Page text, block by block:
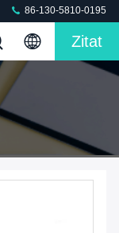
86-130-5810-0195
Zitat